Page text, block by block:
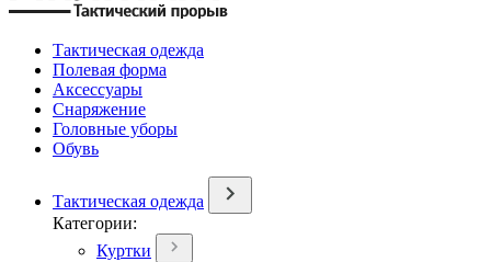
Тактическая одежда
Полевая форма
Аксессуары
Снаряжение
Головные уборы
Обувь
Тактическая одежда
Категории:
Куртки